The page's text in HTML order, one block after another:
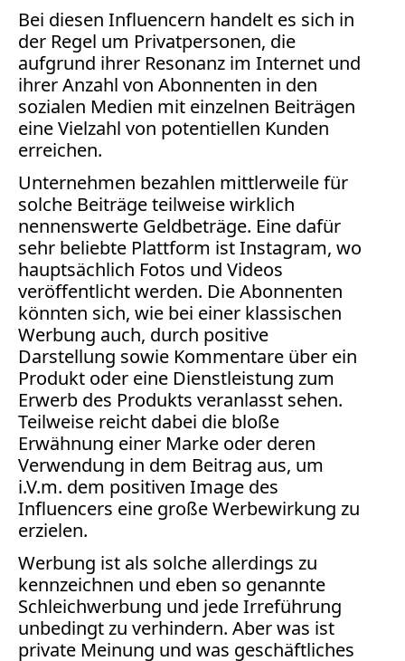
Bei diesen Influencern handelt es sich in
der Regel um Privatpersonen, die
aufgrund ihrer Resonanz im Internet und
ihrer Anzahl von Abonnenten in den
sozialen Medien mit einzelnen Beiträgen
eine Vielzahl von potentiellen Kunden
erreichen.
Unternehmen bezahlen mittlerweile für
solche Beiträge teilweise wirklich
nennenswerte Geldbeträge. Eine dafür
sehr beliebte Plattform ist Instagram, wo
hauptsächlich Fotos und Videos
veröffentlicht werden. Die Abonnenten
könnten sich, wie bei einer klassischen
Werbung auch, durch positive
Darstellung sowie Kommentare über ein
Produkt oder eine Dienstleistung zum
Erwerb des Produkts veranlasst sehen.
Teilweise reicht dabei die bloße
Erwähnung einer Marke oder deren
Verwendung in dem Beitrag aus, um
i.V.m. dem positiven Image des
Influencers eine große Werbewirkung zu
erzielen.
Werbung ist als solche allerdings zu
kennzeichnen und eben so genannte
Schleichwerbung und jede Irreführung
unbedingt zu verhindern. Aber was ist
private Meinung und was geschäftliches
AGB
Abmahnung
Aktuelle
Stunde
BGH
Beleidigung
Datenschutz
Ebay
Facebook
Fotorecht
Google
Haftung
Influencer
Instagram
Internetrecht
Markenrecht
Meinungsfreiheit
Persönlichkeitsrecht
Print
Radio
Sportwetten
TV
Tagesspiegel
Urheberrecht
Verbraucherrecht